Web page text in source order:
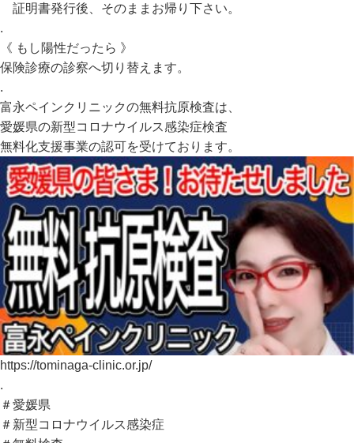
証明書発行後、そのままお帰り下さい。
.
《 もし陽性だったら 》
保険診療の診察へ切り替えます。
.
富永ペインクリニックの無料抗原検査は、
愛媛県の新型コロナウイルス感染症検査
無料化支援事業の認可を受けております。
https://tominaga-clinic.or.jp/
.
＃愛媛県
＃新型コロナウイルス感染症